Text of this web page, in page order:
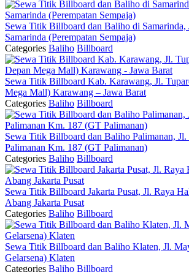
Sewa Titik Billboard dan Baliho di
Samarinda (Perempatan Sempaja)
Categories Baliho Billboard
Sewa Titik Billboard Kab. Karawang, Jl.
Mega Mall) Karawang – Jawa Barat
Categories Baliho Billboard
Sewa Titik Billboard dan Baliho Palimanan,
Palimanan Km. 187 (GT Palimanan)
Categories Baliho Billboard
Sewa Titik Billboard Jakarta Pusat, Jl. Raya
Abang Jakarta Pusat
Categories Baliho Billboard
Sewa Titik Billboard dan Baliho Klaten, Jl.
Gelarsena) Klaten
Categories Baliho Billboard